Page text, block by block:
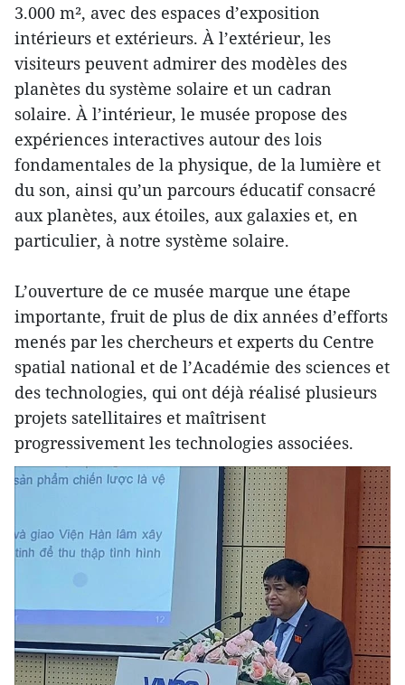
3.000 m², avec des espaces d’exposition
intérieurs et extérieurs. À l’extérieur, les
visiteurs peuvent admirer des modèles des
planètes du système solaire et un cadran
solaire. À l’intérieur, le musée propose des
expériences interactives autour des lois
fondamentales de la physique, de la lumière et
du son, ainsi qu’un parcours éducatif consacré
aux planètes, aux étoiles, aux galaxies et, en
particulier, à notre système solaire.
L’ouverture de ce musée marque une étape
importante, fruit de plus de dix années d’efforts
menés par les chercheurs et experts du Centre
spatial national et de l’Académie des sciences et
des technologies, qui ont déjà réalisé plusieurs
projets satellitaires et maîtrisent
progressivement les technologies associées.